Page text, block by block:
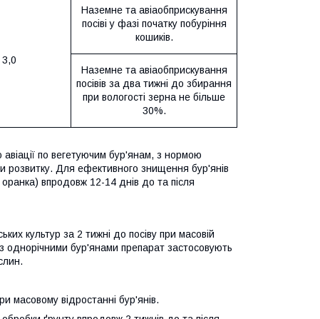
3,0
Наземне та авіаобприскування
посіві у фазі початку побуріння
кошиків.
Наземне та авіаобприскування
посівів за два тижні до збирання
при вологості зерна не більше
30%.
по вегетуючим бур'янам, з нормою
розвитку. Для ефективного знищення бур'янів
оранка) впродовж 12-14 днів до та після
культур за 2 тижні до посіву при масовій
однорічними бур'янами препарат застосовують
масовому відростанні бур'янів.